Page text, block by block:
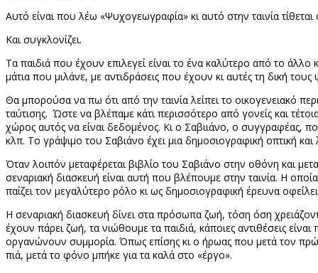
Αυτό είναι που λέω «Ψυχογεωγραφία» κι αυτό στην ταινία
Και συγκλονίζει.
Τα παιδιά που έχουν επιλεγεί είναι το ένα καλύτερο από το
μάτια που μιλάνε, με αντιδράσεις που έχουν κι αυτές τη δική τους
Θα μπορούσα να πω ότι από την ταινία λείπει το οικογενειακό
ταύτισης. Ώστε να βλέπαμε κάτι περισσότερο από γονείς και
χώρος αυτός να είναι δεδομένος. Κι ο Σαβιιάνο, ο συγγραφέας,
κλπ. Το γράψιμο του Σαβιάνο έχει μια δημοσιογραφική οπτική
Όταν λοιπόν μεταφέρεται βιβλίο του Σαβιάνο στην οθόνη και
σεναριακή διασκευή είναι αυτή που βλέπουμε στην ταινία. Η
παίζει τον μεγαλύτερο ρόλο κι ως δημοσιογραφική έρευνα
Η σεναριακή διασκευή δίνει στα πρόσωπα ζωή, τόση όση
έχουν πάρει ζωή, τα νιώθουμε τα παιδιά, κάποιες αντιθέσεις
οργανώνουν συμμορία. Όπως επίσης κι ο ήρωας που μετά τον
πιά, μετά το φόνο μπήκε για τα καλά στο «έργο».